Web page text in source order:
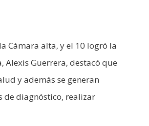
Cámara alta, y el 10 logró la
Alexis Guerrera, destacó que
y además se generan
de diagnóstico, realizar